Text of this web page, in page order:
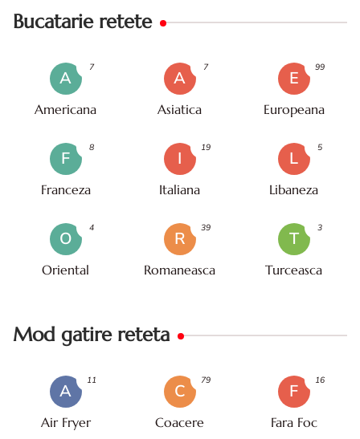
Bucatarie retete
A
Americana
7
A
Asiatica
7
E
Europeana
99
F
Franceza
8
I
Italiana
19
L
Libaneza
5
O
Oriental
4
R
Romaneasca
39
T
Turceasca
3
Mod gatire reteta
A
Air Fryer
11
C
Coacere
79
F
Fara Foc
16